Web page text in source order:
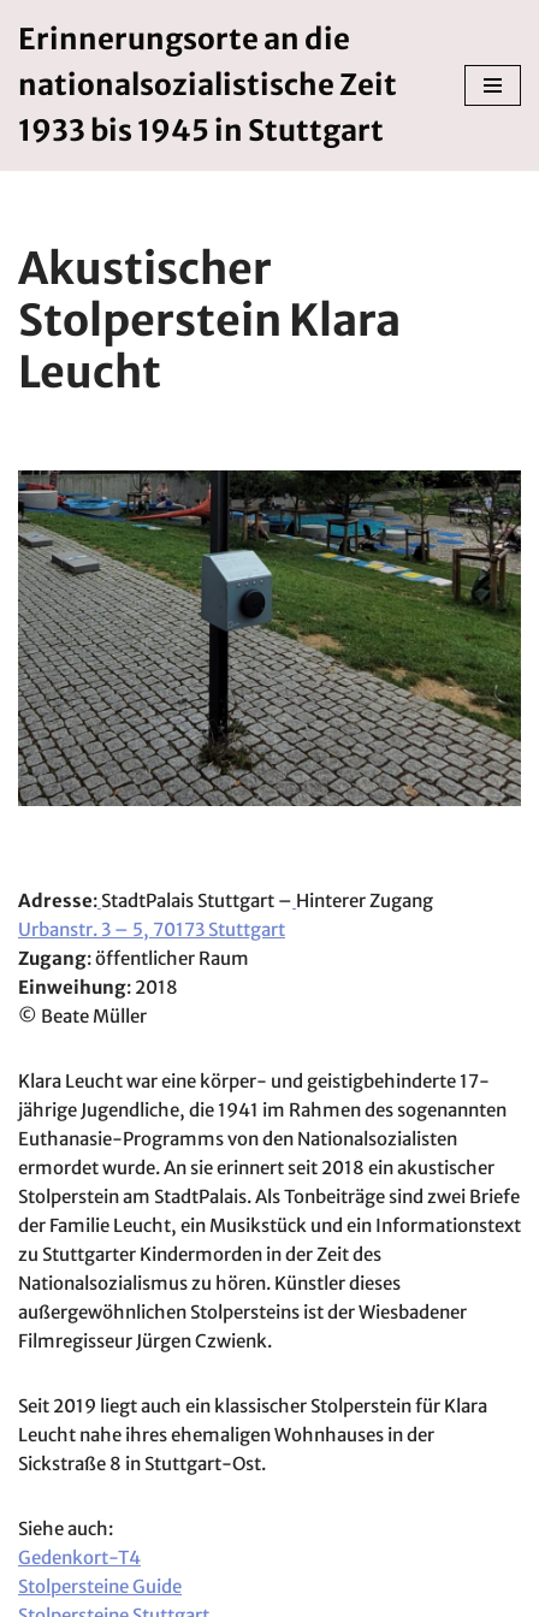
Inhalt
springen
Erinnerungsorte an die
nationalsozialistische Zeit
1933 bis 1945 in Stuttgart
Akustischer
Stolperstein Klara
Leucht
Adresse: StadtPalais Stuttgart – Hinterer Zugang
Urbanstr. 3 – 5, 70173 Stuttgart
Zugang: öffentlicher Raum
Einweihung: 2018
© Beate Müller
Klara Leucht war eine körper- und geistigbehinderte 17-
jährige Jugendliche, die 1941 im Rahmen des sogenannten
Euthanasie-Programms von den Nationalsozialisten
ermordet wurde. An sie erinnert seit 2018 ein akustischer
Stolperstein am StadtPalais. Als Tonbeiträge sind zwei Briefe
der Familie Leucht, ein Musikstück und ein Informationstext
zu Stuttgarter Kindermorden in der Zeit des
Nationalsozialismus zu hören. Künstler dieses
außergewöhnlichen Stolpersteins ist der Wiesbadener
Filmregisseur Jürgen Czwienk.
Seit 2019 liegt auch ein klassischer Stolperstein für Klara
Leucht nahe ihres ehemaligen Wohnhauses in der
Sickstraße 8 in Stuttgart-Ost.
Siehe auch:
Gedenkort-T4
Stolpersteine Guide